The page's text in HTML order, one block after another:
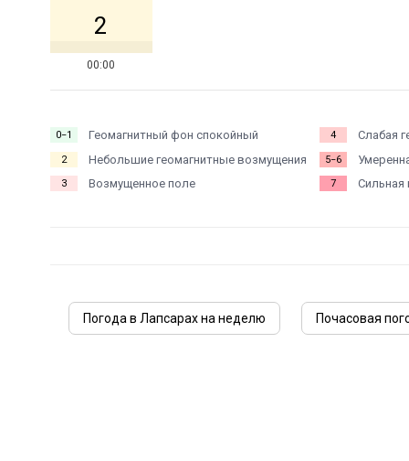
00:00
2
0−1 Геомагнитный фон спокойный
2 Небольшие геомагнитные возмущения
3 Возмущенное поле
4 Слабая
5−6
7 Сильная
Погода в Лапсарах на неделю Почасовая